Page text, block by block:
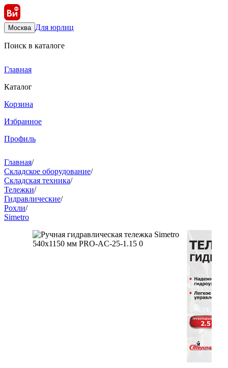
Москва Для юрлиц
Поиск в каталоге
Главная
Каталог
Корзина
Избранное
Профиль
Главная/
Складское оборудование/
Складская техника/
Тележки/
Гидравлические/
Рохли/
Simetro